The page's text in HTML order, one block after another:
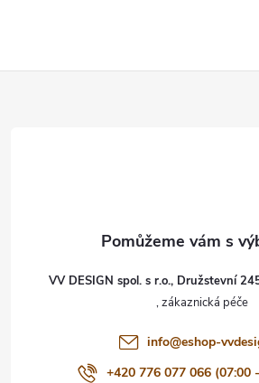
VV DESIGN spol. s r.o., Družstevní
info@eshop-
+420 776 077 066 (07:00